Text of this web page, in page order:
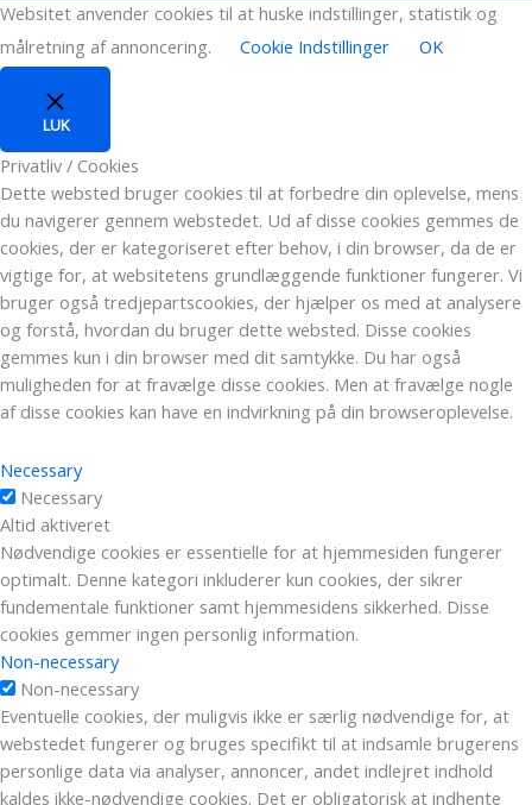
Websitet anvender cookies til at huske indstillinger, statistik og
målretning af annoncering.
Cookie Indstillinger OK
LUK
Privatliv / Cookies
Dette websted bruger cookies til at forbedre din oplevelse, mens
du navigerer gennem webstedet. Ud af disse cookies gemmes de
cookies, der er kategoriseret efter behov, i din browser, da de er
vigtige for, at websitetens grundlæggende funktioner fungerer. Vi
bruger også tredjepartscookies, der hjælper os med at analysere
og forstå, hvordan du bruger dette websted. Disse cookies
gemmes kun i din browser med dit samtykke. Du har også
muligheden for at fravælge disse cookies. Men at fravælge nogle
af disse cookies kan have en indvirkning på din browseroplevelse.
Necessary
Necessary
Altid aktiveret
Nødvendige cookies er essentielle for at hjemmesiden fungerer
optimalt. Denne kategori inkluderer kun cookies, der sikrer
fundementale funktioner samt hjemmesidens sikkerhed. Disse
cookies gemmer ingen personlig information.
Non-necessary
Non-necessary
Eventuelle cookies, der muligvis ikke er særlig nødvendige for, at
webstedet fungerer og bruges specifikt til at indsamle brugerens
personlige data via analyser, annoncer, andet indlejret indhold
kaldes ikke-nødvendige cookies. Det er obligatorisk at indhente